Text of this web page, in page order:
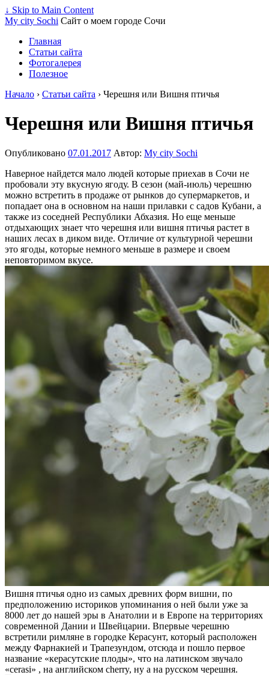
↓ Skip to Main Content
My city Sochi Сайт о моем городе Сочи
Главная
Статьи сайта
Фотогалерея
Полезное
Начало › Статьи сайта › Черешня или Вишня птичья
Черешня или Вишня птичья
Опубликовано 07.01.2017 Автор: My city Sochi
Наверное найдется мало людей которые приехав в Сочи не
пробовали эту вкусную ягоду. В сезон (май-июль) черешню
можно встретить в продаже от рынков до супермаркетов, и
попадает она в основном на наши прилавки с садов Кубани, а
также из соседней Республики Абхазия. Но еще меньше
отдыхающих знает что черешня или вишня птичья растет в
наших лесах в диком виде. Отличие от культурной черешни
это ягоды, которые немного меньше в размере и своем
неповторимом вкусе.
Вишня птичья одно из самых древних форм вишни, по
предположению историков упоминания о ней были уже за
8000 лет до нашей эры в Анатолии и в Европе на территориях
современной Дании и Швейцарии. Впервые черешню
встретили римляне в городке Керасунт, который расположен
между Фарнакией и Трапезундом, отсюда и пошло первое
название «керасутские плоды», что на латинском звучало
«cerasi» , на английском cherry, ну а на русском черешня.